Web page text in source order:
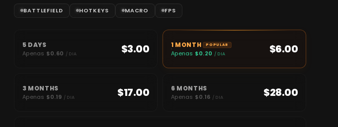
BATTLEFIELD HOTKEYS MACRO FPS
5 DAYS
Apenas $0.60 / DIA $3.00 1 MONTH POPULAR
Apenas $0.20 / DIA $6.00
3 MONTHS
Apenas $0.19 / DIA $17.00 6 MONTHS
Apenas $0.16 / DIA $28.00